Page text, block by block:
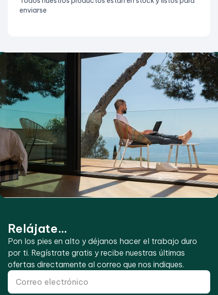
enviarse
Relájate...
Pon los pies en alto y déjanos hacer el trabajo duro
por ti. Regístrate gratis y recibe nuestras últimas
ofertas directamente al correo que nos indiques.